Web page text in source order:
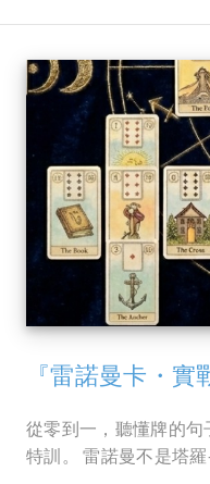
『雷諾曼卡・實
從零到一，聽懂牌的
特訓。 雷諾曼不是塔